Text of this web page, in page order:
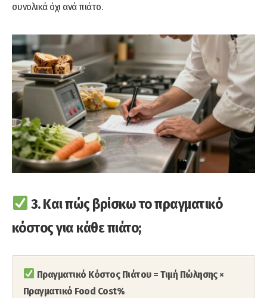
συνολικά όχι ανά πιάτο.
3. Και πώς βρίσκω το πραγματικό
κόστος για κάθε πιάτο;
Πραγματικό Κόστος Πιάτου = Τιμή Πώλησης ×
Πραγματικό Food Cost%